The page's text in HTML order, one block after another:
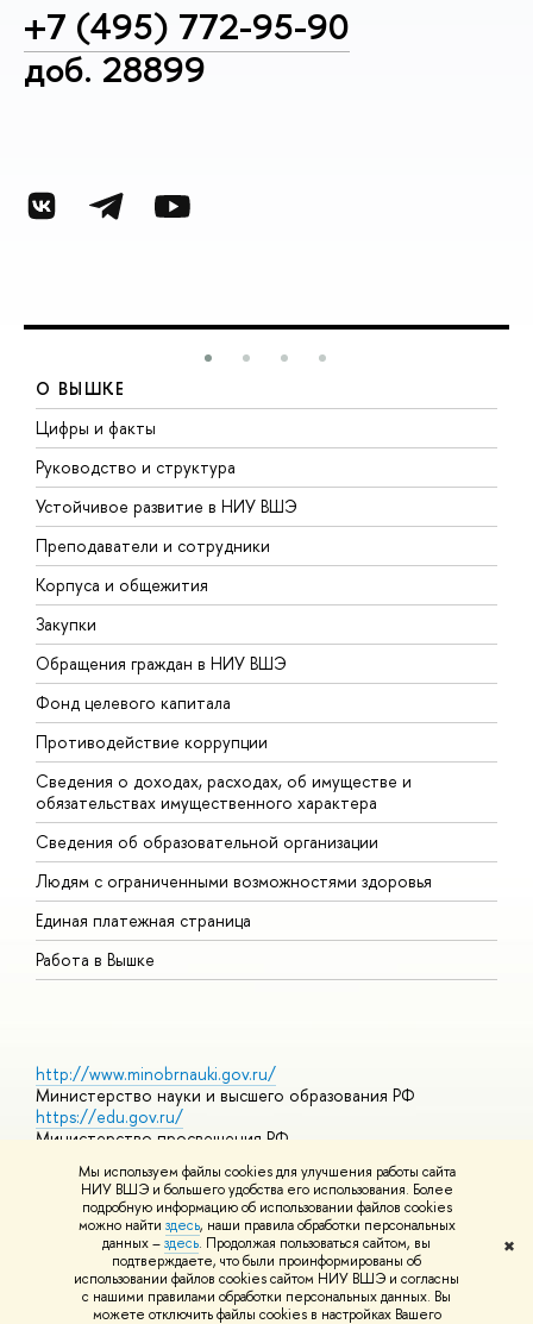
Мы используем файлы cookies для улучшения работы сайта
НИУ ВШЭ и большего удобства его использования. Более
подробную информацию об использовании файлов cookies
можно найти здесь, наши правила обработки персональных
данных –здесь. Продолжая пользоваться сайтом, вы
подтверждаете, что были проинформированы об
использовании файлов cookies сайтом НИУ ВШЭ и согласны
с нашими правилами обработки персональных данных. Вы
можете отключить файлы cookies в настройках Вашего
✖
+7 (495) 772-95-90
доб. 28899
О ВЫШКЕ
Цифры и факты
Руководство и структура
Устойчивое развитие в НИУ ВШЭ
Преподаватели и сотрудники
Корпуса и общежития
Закупки
Обращения граждан в НИУ ВШЭ
Фонд целевого капитала
Противодействие коррупции
Сведения о доходах, расходах, об имуществе и
обязательствах имущественного характера
Сведения об образовательной организации
Людям с ограниченными возможностями здоровья
Единая платежная страница
Работа в Вышке
http://www.minobrnauki.gov.ru/
Министерство науки и высшего образования РФ
https://edu.gov.ru/
Министерство просвещения РФ
https://elearning.hse.ru/mooc
Массовые открытые онлайн-курсы
© НИУ ВШЭ 1993–2026 Адреса и контактыУсловия
использования материалов Политика конфиденциальности
Шрифты HSE Sans и HSE Slab разработаны вШколе дизайна НИУ